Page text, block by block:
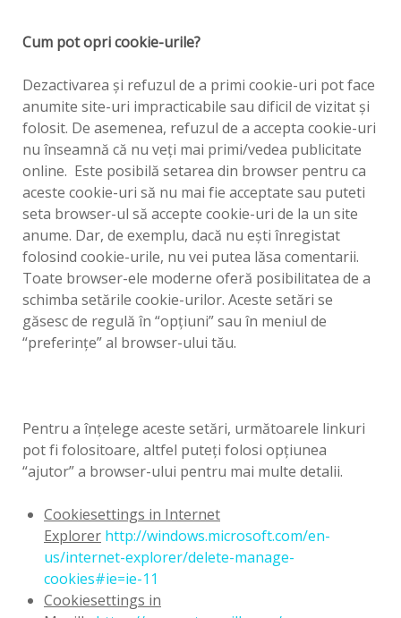
Cum pot opri cookie-urile?
Dezactivarea şi refuzul de a primi cookie-uri pot face
anumite site-uri impracticabile sau dificil de vizitat şi
folosit. De asemenea, refuzul de a accepta cookie-uri
nu înseamnă că nu veţi mai primi/vedea publicitate
online. Este posibilă setarea din browser pentru ca
aceste cookie-uri să nu mai fie acceptate sau puteti
seta browser-ul să accepte cookie-uri de la un site
anume. Dar, de exemplu, dacă nu eşti înregistat
folosind cookie-urile, nu vei putea lăsa comentarii.
Toate browser-ele moderne oferă posibilitatea de a
schimba setările cookie-urilor. Aceste setări se
găsesc de regulă în “opţiuni” sau în meniul de
“preferinţe” al browser-ului tău.
Pentru a înţelege aceste setări, următoarele linkuri
pot fi folositoare, altfel puteţi folosi opţiunea
“ajutor” a browser-ului pentru mai multe detalii.
Cookiesettings in Internet
Explorer http://windows.microsoft.com/en-
us/internet-explorer/delete-manage-
cookies#ie=ie-11
Cookiesettings in